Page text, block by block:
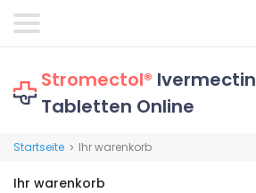
Stromectol® Ivermectin
Tabletten Online
Startseite > Ihr warenkorb
Ihr warenkorb